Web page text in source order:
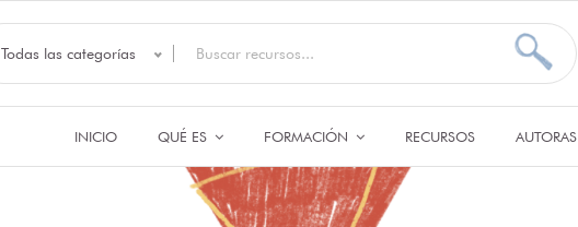
Todas las categorías
INICIO QUÉ ES FORMACIÓN RECURSOS AUTORAS